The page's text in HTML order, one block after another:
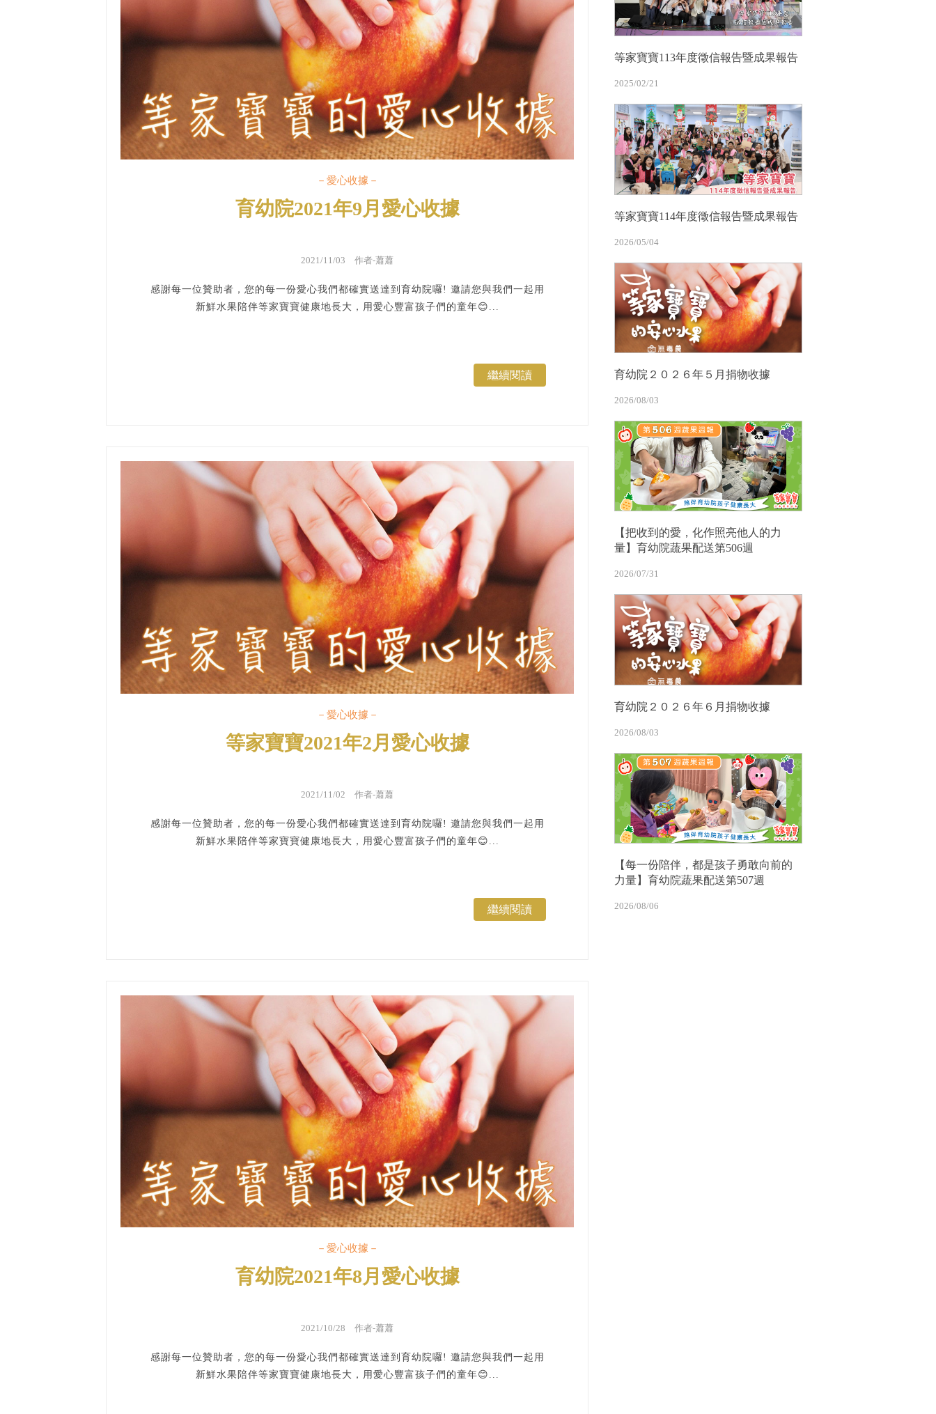
－愛心收據－
育幼院2021年9月愛心收據
2021/11/03 作者-蕭蕭
感謝每一位贊助者，您的每一份愛心我們都確實送達到育幼院囉! 邀請您與我們一起用
新鮮水果陪伴等家寶寶健康地長大，用愛心豐富孩子們的童年😊...
繼續閱讀
－愛心收據－
等家寶寶2021年2月愛心收據
2021/11/02 作者-蕭蕭
感謝每一位贊助者，您的每一份愛心我們都確實送達到育幼院囉! 邀請您與我們一起用
新鮮水果陪伴等家寶寶健康地長大，用愛心豐富孩子們的童年😊...
繼續閱讀
－愛心收據－
育幼院2021年8月愛心收據
2021/10/28 作者-蕭蕭
感謝每一位贊助者，您的每一份愛心我們都確實送達到育幼院囉! 邀請您與我們一起用
新鮮水果陪伴等家寶寶健康地長大，用愛心豐富孩子們的童年😊...
等家寶寶113年度徵信報告暨成果報告
2025/02/21
等家寶寶114年度徵信報告暨成果報告
2026/05/04
育幼院２０２６年５月捐物收據
2026/08/03
【把收到的愛，化作照亮他人的力
量】育幼院蔬果配送第506週
2026/07/31
育幼院２０２６年６月捐物收據
2026/08/03
【每一份陪伴，都是孩子勇敢向前的
力量】育幼院蔬果配送第507週
2026/08/06